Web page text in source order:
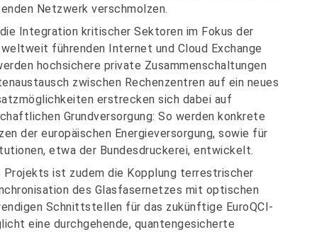
Netzwerk verschmolzen.
Integration kritischer Sektoren im Fokus der
führenden Internet und Cloud Exchange
hochsichere private Zusammenschaltungen
zwischen Rechenzentren auf ein neues
erstrecken sich dabei auf
Grundversorgung: So werden konkrete
der europäischen Energieversorgung, sowie für
etwa der Bundesdruckerei, entwickelt.
ist zudem die Kopplung terrestrischer
des Glasfasernetzes mit optischen
Schnittstellen für das zukünftige EuroQCI-
eine durchgehende, quantengesicherte